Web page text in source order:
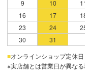
9
10
16
17
23
24
30
31
■オンラインショップ定休日
※実店舗とは営業日が異なる